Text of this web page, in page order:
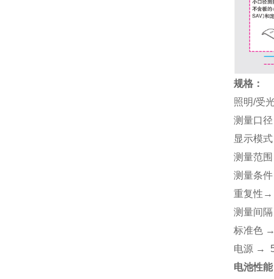
规格：
照明/受
测量口
显示模
测量范
测量条
重复性→
测量间
标准色
电源 → 5
电池性能